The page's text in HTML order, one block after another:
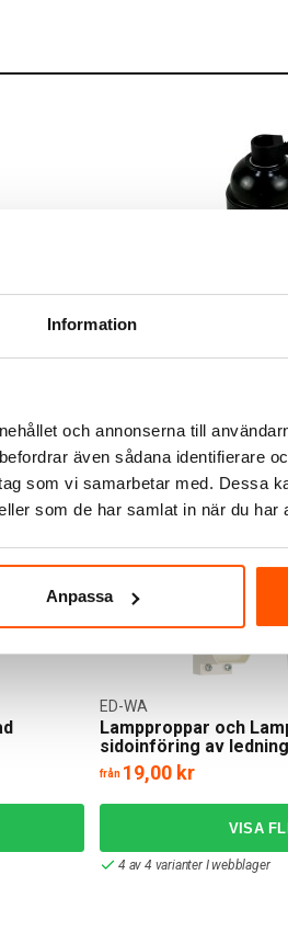
Information
och annonserna till
även sådana identifierare
som vi samarbetar med. Dessa
som de har samlat in när du har
Anpassa
Namron Lamphållare
Lampproppar och
sidoinföring av ledning
ED-WA
från 19,00 kr
4 av 4 varianter I webblager